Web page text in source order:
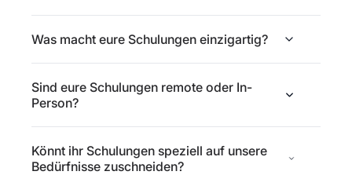
Was macht eure Schulungen einzigartig?
Sind eure Schulungen remote oder In-
Person?
Könnt ihr Schulungen speziell auf unsere
Bedürfnisse zuschneiden?